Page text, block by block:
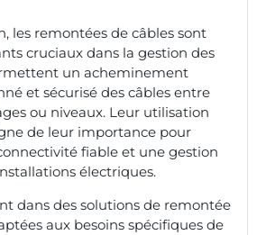
les remontées de câbles sont
cruciaux dans la gestion des
un acheminement
et sécurisé des câbles entre
ou niveaux. Leur utilisation
de leur importance pour
fiable et une gestion
électriques.
dans des solutions de remontée
aux besoins spécifiques de